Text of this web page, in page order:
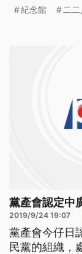
日本在台殖民
紀念館 二二
黨產會認定中
2019/9/24 19:07
黨產會今仔日
民黨的組織，